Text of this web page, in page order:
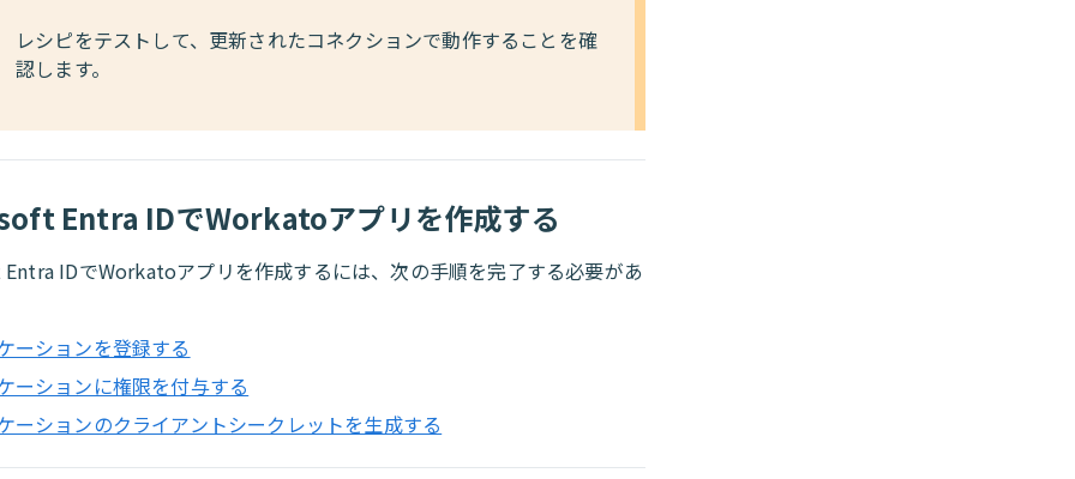
レシピをテストして、更新されたコネクションで動作することを確
認します。
Entra IDでWorkatoアプリを作成する
IDでWorkatoアプリを作成するには、次の手順を完了する必要があ
ーションを登録する
ーションに権限を付与する
ーションのクライアントシークレットを生成する